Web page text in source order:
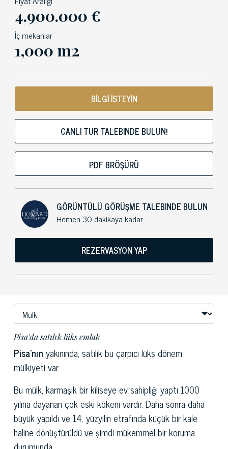
4.900.000 €
İç mekanlar
1,000 m2
BİLGİ İSTEYİN
CANLI TUR TALEBINDE BULUN!
PDF BRÖŞÜRÜ
GÖRÜNTÜLÜ GÖRÜŞME TALEBINDE BULUN
Hemen 30 dakikaya kadar
REZERVASYON YAP
Pisa'da satılık lüks emlak
Pisa'nın yakınında, satılık bu çarpıcı lüks dönem
mülkiyeti var.
Bu mülk, karmaşık bir kiliseye ev sahipliği yaptı 1000
yılına dayanan çok eski kökeni vardır. Daha sonra daha
büyük yapıldı ve 14. yüzyılın etrafında küçük bir kale
haline dönüştürüldü ve şimdi mükemmel bir koruma